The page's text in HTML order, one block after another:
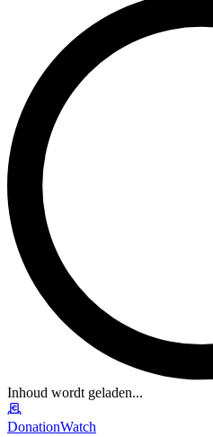
Inhoud wordt geladen...
DonationWatch